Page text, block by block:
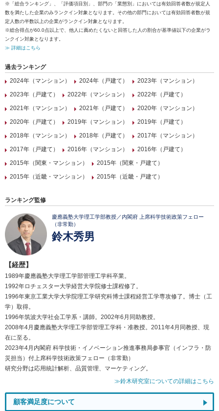
※「総合ランキング」、「評価項目別」、部門の「業態別」においては有効回答者数が規定人
数を満たした企業のみランクイン対象となります。その他の部門においては有効回答者数が規
定人数の半数以上の企業がランクイン対象となります。
※総合得点が60.0点以上で、他人に薦めたくないと回答した人の割合が基準値以下の企業がラ
ンクイン対象となります。
≫ 詳細はこちら
過去ランキング
2024年（マンション）
2024年（戸建て）
2023年（マンション）
2023年（戸建て）
2022年（マンション）
2022年（戸建て）
2021年（マンション）
2021年（戸建て）
2020年（マンション）
2020年（戸建て）
2019年（マンション）
2019年（戸建て）
2018年（マンション）
2018年（戸建て）
2017年（マンション）
2017年（戸建て）
2016年（マンション）
2016年（戸建て）
2015年（関東・マンション）
2015年（関東・戸建て）
2015年（近畿・マンション）
2015年（近畿・戸建て）
ランキング監修
慶應義塾大学理工学部教授／内閣府 上席科学技術政策フェロー
（非常勤）
鈴木秀男
【経歴】
1989年慶應義塾大学理工学部管理工学科卒業。
1992年ロチェスター大学経営大学院修士課程修了。
1996年東京工業大学大学院理工学研究科博士課程経営工学専攻修了。博士（工
学）取得。
1996年筑波大学社会工学系・講師。2002年6月同助教授。
2008年4月慶應義塾大学理工学部管理工学科・准教授。2011年4月同教授、現
在に至る。
2023年4月内閣府 科学技術・イノベーション推進事務局参事官（インフラ・防
災担当）付上席科学技術政策フェロー（非常勤）
研究分野は応用統計解析、品質管理、マーケティング。
≫鈴木研究室についての詳細はこちら
顧客満足度について